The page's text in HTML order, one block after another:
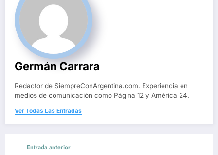
Germán Carrara
Redactor de SiempreConArgentina.com. Experiencia en
medios de comunicación como Página 12 y América 24.
Ver Todas Las Entradas
Entrada anterior